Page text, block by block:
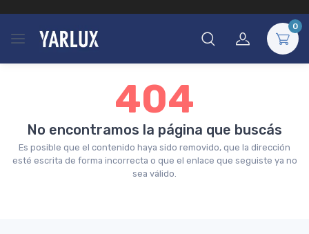
0
404
No encontramos la página que buscás
Es posible que el contenido haya sido removido, que la dirección
esté escrita de forma incorrecta o que el enlace que seguiste ya no
sea válido.